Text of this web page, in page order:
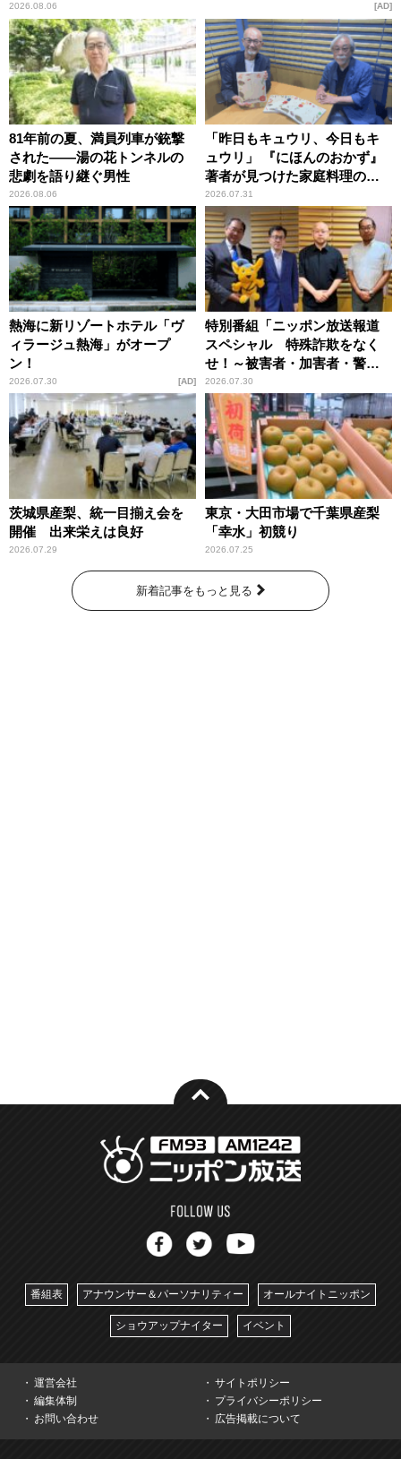
2026.08.06 AD
81年前の夏、満員列車が銃撃
された――湯の花トンネルの
悲劇を語り継ぐ男性
2026.08.06
「昨日もキュウリ、今日もキ
ュウリ」 『にほんのおかず』
著者が見つけた家庭料理の知
恵
2026.07.31
熱海に新リゾートホテル「ヴ
ィラージュ熱海」がオープ
ン！
2026.07.30 AD
特別番組「ニッポン放送報道
スペシャル 特殊詐欺をなく
せ！～被害者・加害者・警視
庁が語るトクリュウの実態
～」放送
2026.07.30
茨城県産梨、統一目揃え会を
開催 出来栄えは良好
2026.07.29
東京・大田市場で千葉県産梨
「幸水」初競り
2026.07.25
新着記事をもっと見る
番組表 アナウンサー＆パーソナリティー オールナイトニッポン
ショウアップナイター イベント
運営会社
サイトポリシー
編集体制
プライバシーポリシー
お問い合わせ
広告掲載について